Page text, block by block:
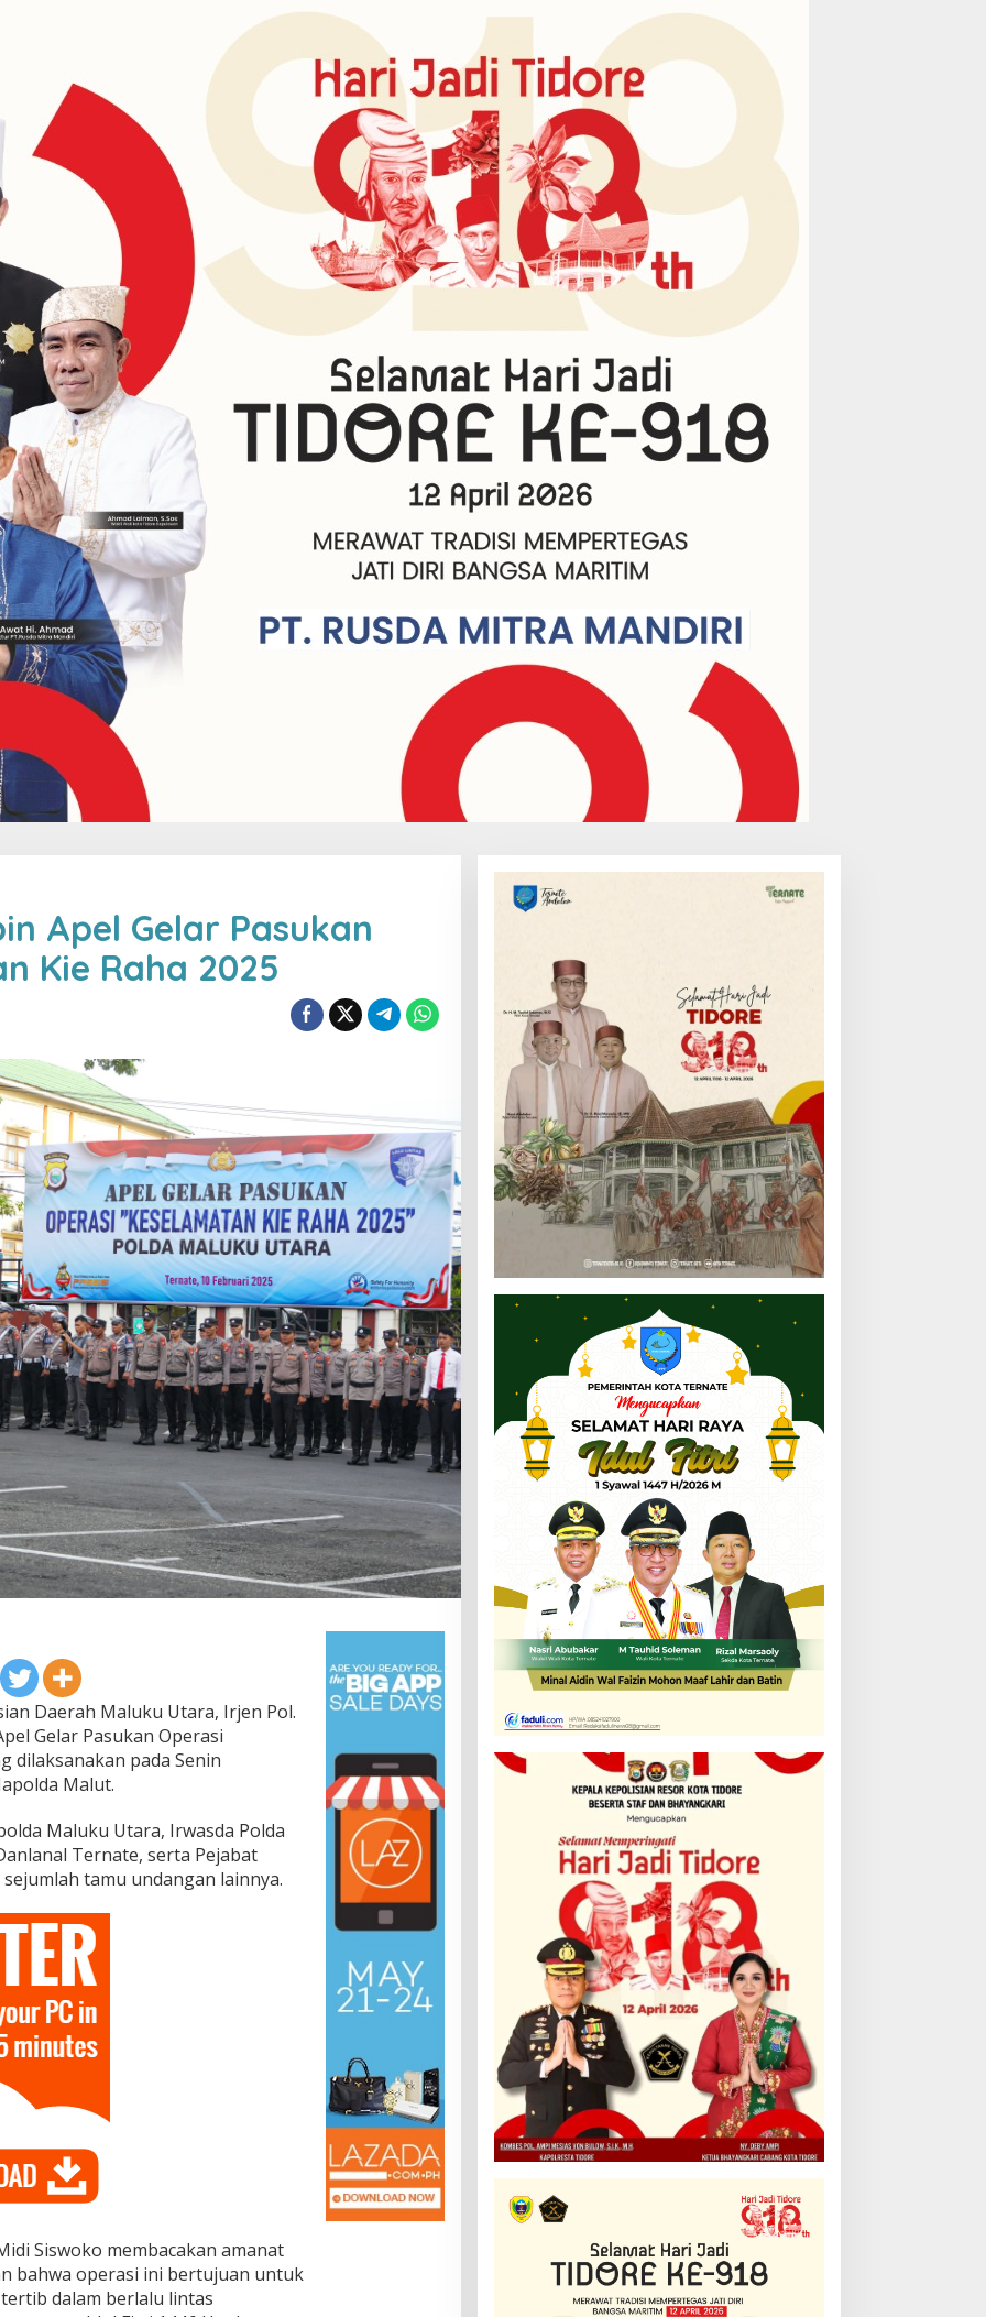
Apel Gelar Pasukan
Kie Raha 2025
Daerah Maluku Utara, Irjen Pol.
Gelar Pasukan Operasi
dilaksanakan pada Senin
Malut.
Maluku Utara, Irwasda Polda
Ternate, serta Pejabat
tamu undangan lainnya.
Siswoko membacakan amanat
bahwa operasi ini bertujuan untuk
dalam berlalu lintas